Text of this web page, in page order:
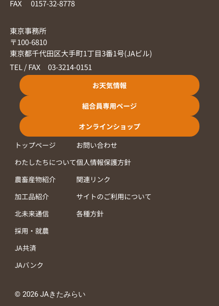
FAX 0157-32-8778
東京事務所
〒100-6810
東京都千代田区大手町1丁目3番1号(JAビル)
TEL / FAX 03-3214-0151
お天気情報
組合員専用ページ
オンラインショップ
トップページ
わたしたちについて
農畜産物紹介
加工品紹介
北未来通信
採用・就農
JA共済
JAバンク
お問い合わせ
個人情報保護方針
関連リンク
サイトのご利用について
各種方針
© 2026 JAきたみらい